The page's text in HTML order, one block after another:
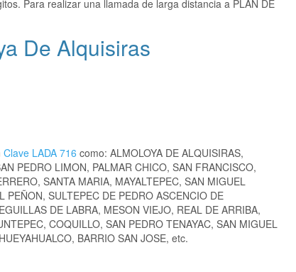
Para realizar una llamada de larga distancia a PLAN DE
De Alquisiras
Clave LADA 716 como: ALMOLOYA DE ALQUISIRAS,
PEDRO LIMON, PALMAR CHICO, SAN FRANCISCO,
SANTA MARIA, MAYALTEPEC, SAN MIGUEL
PEÑON, SULTEPEC DE PEDRO ASCENCIO DE
DE LABRA, MESON VIEJO, REAL DE ARRIBA,
COQUILLO, SAN PEDRO TENAYAC, SAN MIGUEL
BARRIO SAN JOSE, etc.